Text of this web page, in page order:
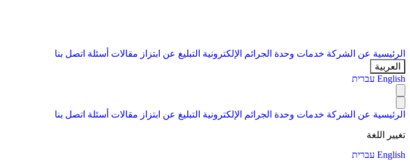
الرئيسية عن الشركة خدمات وحدة الجرائم الإلكترونية التبليغ عن ابتزاز مقالات أسئلة اتصل بنا
العربية
English עברית
الرئيسية عن الشركة خدمات وحدة الجرائم الإلكترونية التبليغ عن ابتزاز مقالات أسئلة اتصل بنا
تغيير اللغة
English עברית